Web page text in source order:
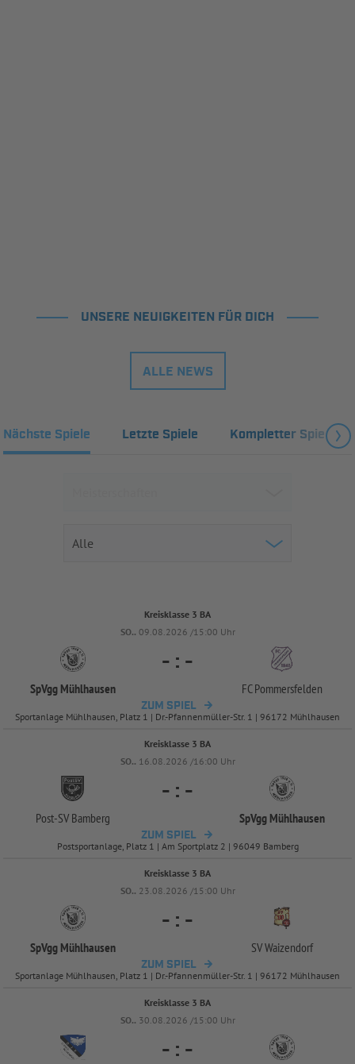
UNSERE NEUIGKEITEN FÜR DICH
ALLE NEWS
Nächste Spiele Letzte Spiele Kompletter Spielplan
Kreisklasse 3 BA
SO.. 09.08.2026 /15:00 Uhr
SpVgg Mühlhausen
- : -
FC Pommersfelden
ZUM SPIEL
Sportanlage Mühlhausen, Platz 1 | Dr.-Pfannenmüller-Str. 1 | 96172 Mühlhausen
Kreisklasse 3 BA
SO.. 16.08.2026 /16:00 Uhr
Post-SV Bamberg
- : -
SpVgg Mühlhausen
ZUM SPIEL
Postsportanlage, Platz 1 | Am Sportplatz 2 | 96049 Bamberg
Kreisklasse 3 BA
SO.. 23.08.2026 /15:00 Uhr
SpVgg Mühlhausen
- : -
SV Waizendorf
ZUM SPIEL
Sportanlage Mühlhausen, Platz 1 | Dr.-Pfannenmüller-Str. 1 | 96172 Mühlhausen
Kreisklasse 3 BA
SO.. 30.08.2026 /15:00 Uhr
- : -